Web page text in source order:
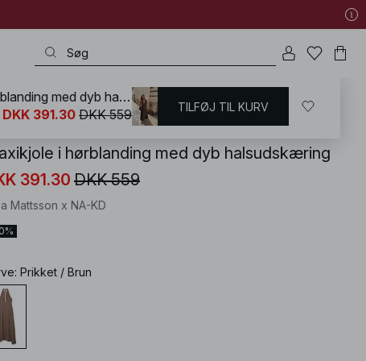
KD / Sommertøj / Sommerkjoler Maxikjoler sommer
i hørblanding med dyb halsudskæring
391.30 DKK 559
Mattsson x NA-KD
: Prikket / Brun
Maxikjole i hørblanding med dyb halsudskæring
DKK 391.30 DKK 559 TILFØJ TIL KURV